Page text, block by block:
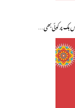
بک پر کوئی بھی…